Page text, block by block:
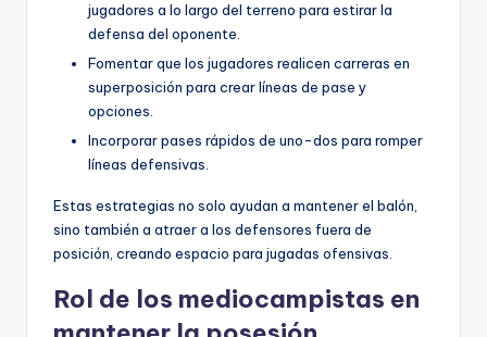
jugadores a lo largo del terreno para estirar la
defensa del oponente.
Fomentar que los jugadores realicen carreras en
superposición para crear líneas de pase y
opciones.
Incorporar pases rápidos de uno-dos para romper
líneas defensivas.
Estas estrategias no solo ayudan a mantener el balón,
sino también a atraer a los defensores fuera de
posición, creando espacio para jugadas ofensivas.
Rol de los mediocampistas en